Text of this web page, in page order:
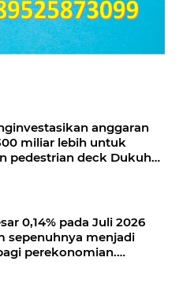
anggaran
miliar lebih untuk
pedestrian deck Dukuh
menjadi ikon baru
0,14% pada Juli 2026
sepenuhnya menjadi
perekonomian.
Center of Reform